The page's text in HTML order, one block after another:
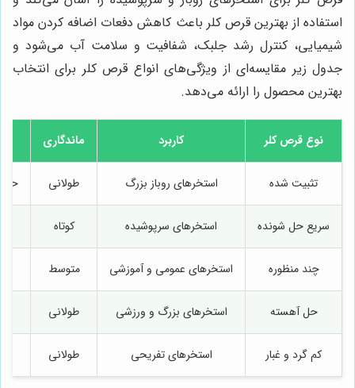
استفاده از بهترین قرص کلر باعث کاهش دفعات اضافه کردن مواد
شیمیایی، کنترل رشد جلبک، شفافیت و سلامت آب می‌شود و
جدول زیر مقایسه‌ای از ویژگی‌های انواع قرص کلر برای انتخاب
بهترین محصول را ارائه می‌دهد.
نوع قرص کلر کاربرد ماندگاری
تثبیت شده استخرهای روباز بزرگ طولانی
سریع حل شونده استخرهای سرپوشیده کوتاه
چند منظوره استخرهای عمومی و آموزشی متوسط
حل آهسته استخرهای بزرگ و ورزشی طولانی
کم گرد و غبار استخرهای تفریحی طولانی